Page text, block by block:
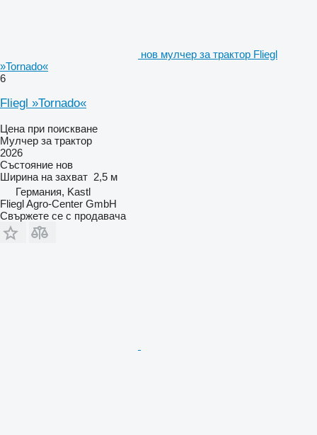
нов мулчер за трактор Fliegl
»Tornado«
6
Fliegl »Tornado«
Цена при поискване
Мулчер за трактор
2026
Състояние нов
Ширина на захват 2,5 м
Германия, Kastl
Fliegl Agro-Center GmbH
Свържете се с продавача